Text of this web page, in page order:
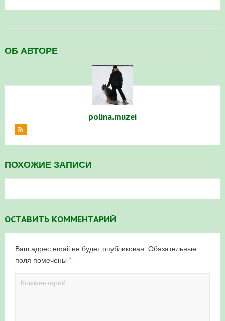
ОБ АВТОРЕ
polina.muzei
ПОХОЖИЕ ЗАПИСИ
ОСТАВИТЬ КОММЕНТАРИЙ
Ваш адрес email не будет опубликован. Обязательные
поля помечены *